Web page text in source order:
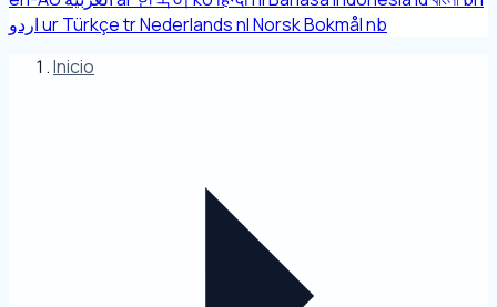
اردوurTürkçetrNederlandsnlNorsk Bokmålnb
Inicio